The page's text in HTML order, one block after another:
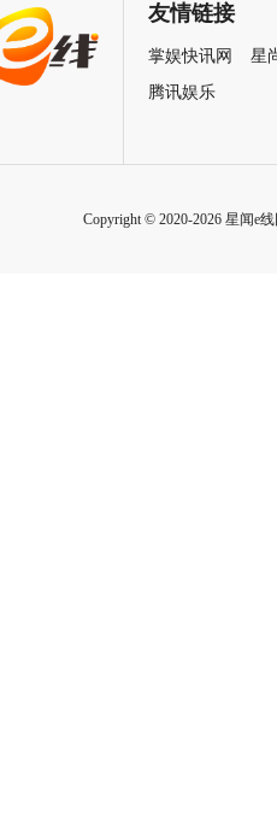
友情链接
掌娱快讯网
星
腾讯娱乐
Copyright © 2020-2026 星闻e